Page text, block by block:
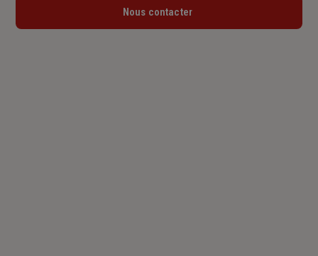
Lundi : 09h – 12h / 14h – 18h
Nous contacter